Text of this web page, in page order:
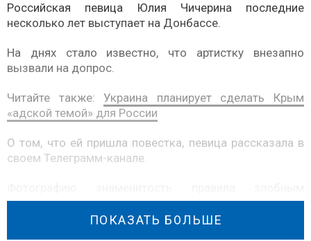
Российская певица Юлия Чичерина последние
несколько лет выступает на Донбассе.
На днях стало известно, что артистку внезапно
вызвали на допрос.
Читайте также:Украина планирует сделать Крым
«адской темой» для России
О том, что ей пришла повестка, певица рассказала в
своем Телеграмм-канале.
комментарием на тему того, что “в Клинском районе с
преступностью полностью справились”. Также она
ПОКАЗАТЬ БОЛЬШЕ